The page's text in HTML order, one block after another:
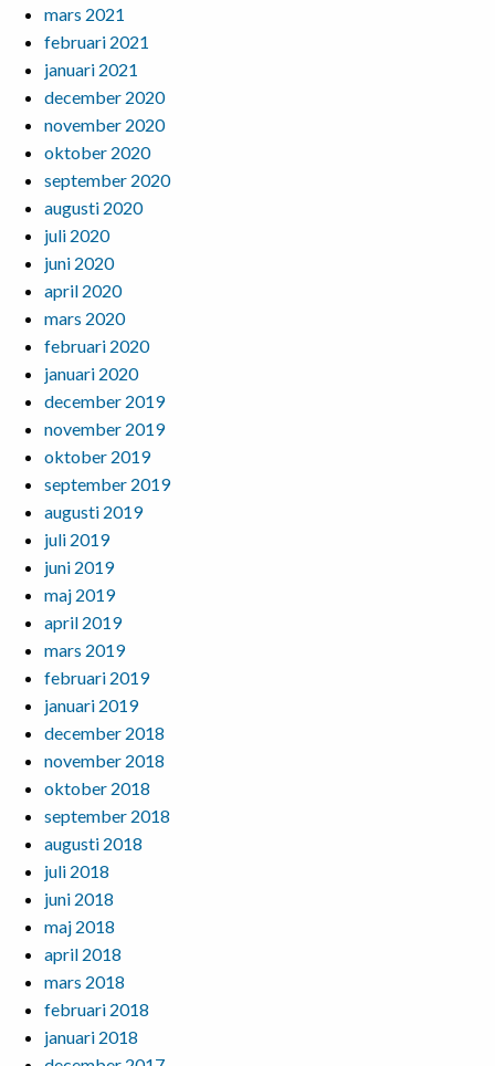
mars 2021
februari 2021
januari 2021
december 2020
november 2020
oktober 2020
september 2020
augusti 2020
juli 2020
juni 2020
april 2020
mars 2020
februari 2020
januari 2020
december 2019
november 2019
oktober 2019
september 2019
augusti 2019
juli 2019
juni 2019
maj 2019
april 2019
mars 2019
februari 2019
januari 2019
december 2018
november 2018
oktober 2018
september 2018
augusti 2018
juli 2018
juni 2018
maj 2018
april 2018
mars 2018
februari 2018
januari 2018